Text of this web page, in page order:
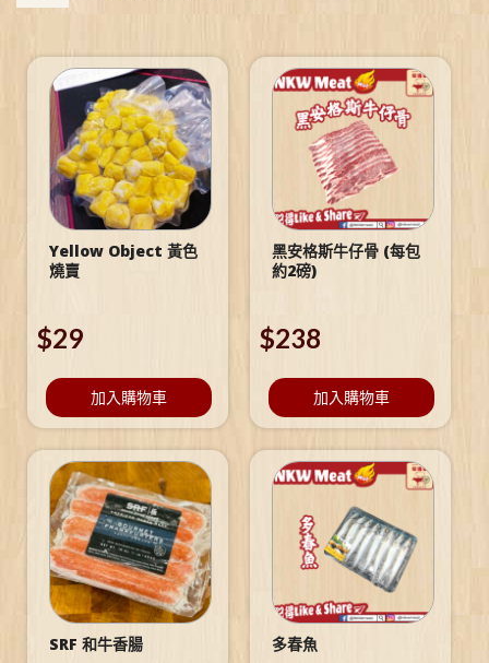
Yellow Object 黃色
燒賣
$29
加入購物車
黑安格斯牛仔骨 (每包
約2磅)
$238
加入購物車
SRF 和牛香腸 多春魚